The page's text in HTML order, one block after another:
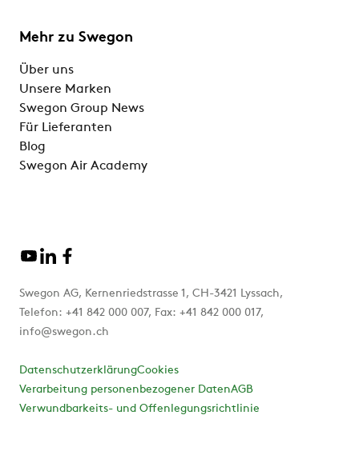
Mehr zu Swegon
Über uns
Unsere Marken
Swegon Group News
Für Lieferanten
Blog
Swegon Air Academy
Swegon AG, Kernenriedstrasse 1, CH-3421 Lyssach,
Telefon: +41 842 000 007, Fax: +41 842 000 017,
info@swegon.ch
DatenschutzerklärungCookies
Verarbeitung personenbezogener DatenAGB
Verwundbarkeits- und Offenlegungsrichtlinie